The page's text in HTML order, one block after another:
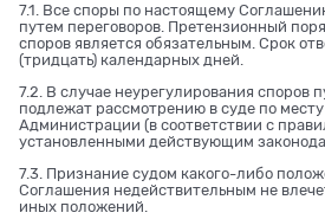
7.1. Все споры по настоящему
путем переговоров. Претензионный
споров является обязательным. Срок
(тридцать) календарных дней.
7.2. В случае неурегулирования споров
подлежат рассмотрению в суде по
Администрации (в соответствии с
установленными действующим
7.3. Признание судом какого-либо
Соглашения недействительным не
иных положений.